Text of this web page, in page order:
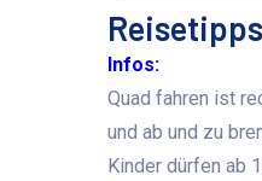
Reisetipps
Infos:
Quad fahren ist
und ab und zu
Kinder dürfen ab